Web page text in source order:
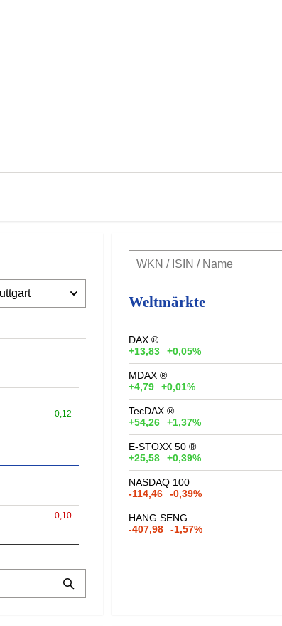
0,12
0,10
Weltmärkte
DAX ®
+13,83
+0,05%
MDAX ®
+4,79
+0,01%
TecDAX ®
+54,26
+1,37%
E-STOXX 50 ®
+25,58
+0,39%
NASDAQ 100
-114,46
-0,39%
HANG SENG
-407,98
-1,57%